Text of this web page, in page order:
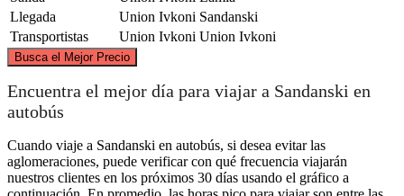
Llegada
Union Ivkoni Sandanski
Transportistas
Union Ivkoni Union Ivkoni
Busca el Mejor Precio
©CARTO, ©OpenStreetMap
Encuentra el mejor día para viajar a Sandanski en
autobús
Cuando viaje a Sandanski en autobús, si desea evitar las
aglomeraciones, puede verificar con qué frecuencia viajarán
nuestros clientes en los próximos 30 días usando el gráfico a